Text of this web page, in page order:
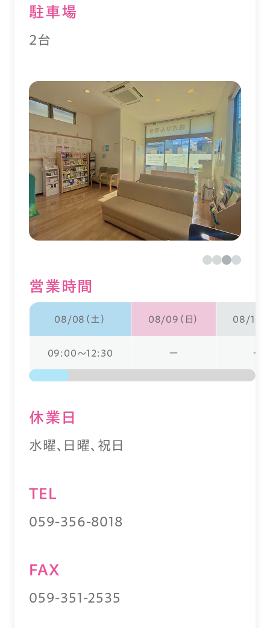
駐⾞場
2台
営業時間
08/08（土） 08/09（日） 08/10（
09:00～12:30 ー ー
休業⽇
水曜、日曜、祝日
TEL
059-356-8018
FAX
059-351-2535